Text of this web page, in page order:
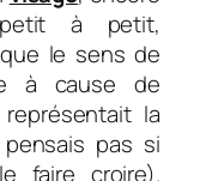
à petit,
que le sens de
à cause de
la
pas si
faire croire).